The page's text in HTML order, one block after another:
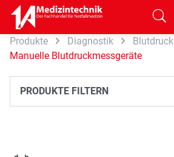
Zum Hauptinhalt springen
V
Produkte Diagnostik
Blutdruck
Manuelle Blutdruckmessgeräte
PRODUKTE FILTERN